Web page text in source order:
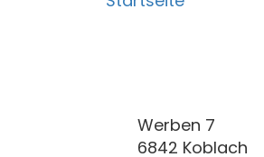
Werben 7
6842 Koblach